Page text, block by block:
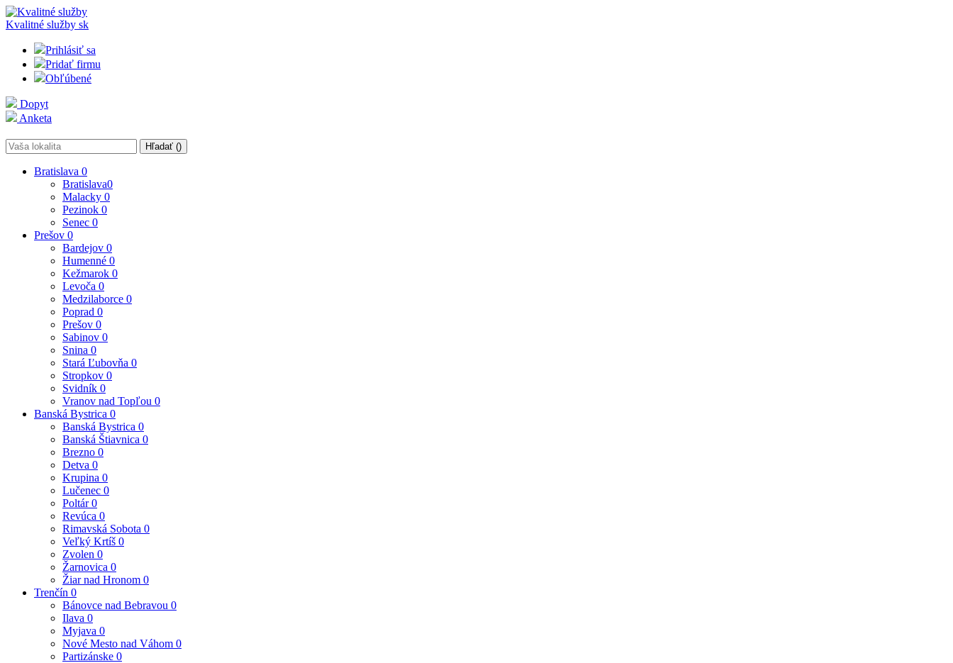
Kvalitné služby sk
Prihlásiť sa
Pridať firmu
Obľúbené
Dopyt
Anketa
Hľadať ()
Bratislava 0
Bratislava0
Malacky 0
Pezinok 0
Senec 0
Prešov 0
Bardejov 0
Humenné 0
Kežmarok 0
Levoča 0
Medzilaborce 0
Poprad 0
Prešov 0
Sabinov 0
Snina 0
Stará Ľubovňa 0
Stropkov 0
Svidník 0
Vranov nad Topľou 0
Banská Bystrica 0
Banská Bystrica 0
Banská Štiavnica 0
Brezno 0
Detva 0
Krupina 0
Lučenec 0
Poltár0
Revúca 0
Rimavská Sobota 0
Veľký Krtíš 0
Zvolen 0
Žarnovica 0
Žiar nad Hronom 0
Trenčín 0
Bánovce nad Bebravou 0
Ilava 0
Myjava 0
Nové Mesto nad Váhom 0
Partizánske 0